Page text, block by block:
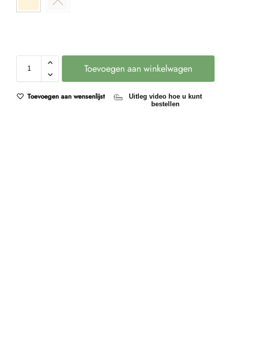
Toevoegen aan winkelwagen
Toevoegen aan wensenlijst
Uitleg video hoe u kunt
bestellen